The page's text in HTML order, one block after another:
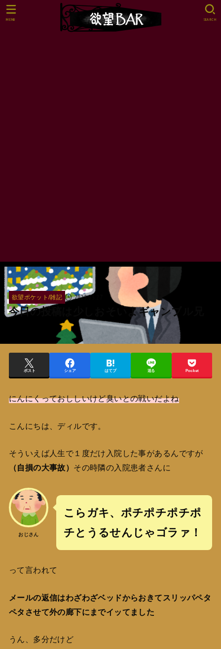
SEARCH
MENU
欲望ポケット/雑記 2023.05.27
今日の投稿は少しおそいよギャンブル兄
ポスト シェア はてブ 送る Pocket
にんにくっておししいけど臭いとの戦いだよね
こんにちは、ディルです。
そういえば人生で１度だけ入院した事があるんですが
（自損の大事故） その時隣の入院患者さんに
おじさん
こらガキ、ポチポチポチポ
チとうるせんじゃゴラァ！
って言われて
メールの返信はわざわざベッドからおきてスリッパペタ
ペタさせて外の廊下にまでイッてました
うん、多分だけど